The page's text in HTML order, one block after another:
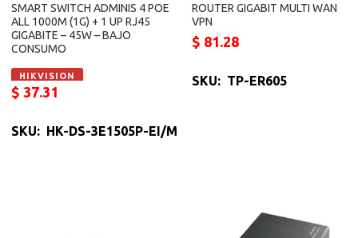
SMART SWITCH ADMINIS 4 POE
ALL 1000M (1G) + 1 UP RJ45
GIGABITE – 45W – BAJO
CONSUMO
HIKVISION
$ 37.31
SKU: HK-DS-3E1505P-EI/M
ROUTER GIGABIT MULTI WAN
VPN
$ 81.28
SKU: TP-ER605